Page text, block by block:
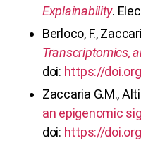
Explainability.
Berloco, F.,
Transcriptomics,
doi: https://
Zaccaria G.M.,
an epigenomic
doi: https://